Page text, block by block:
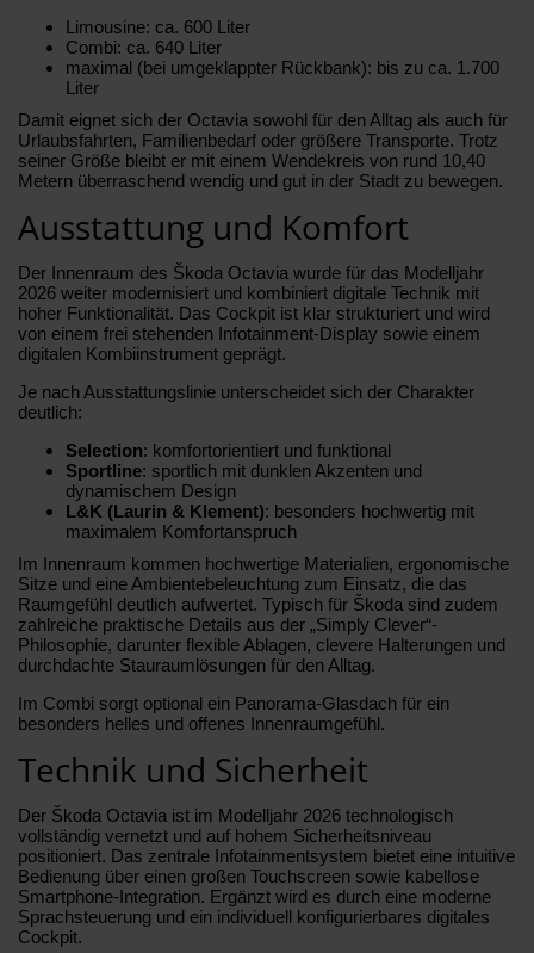
Limousine: ca. 600 Liter
Combi: ca. 640 Liter
maximal (bei umgeklappter Rückbank): bis zu ca. 1.700
Liter
Damit eignet sich der Octavia sowohl für den Alltag als auch für
Urlaubsfahrten, Familienbedarf oder größere Transporte. Trotz
seiner Größe bleibt er mit einem Wendekreis von rund 10,40
Metern überraschend wendig und gut in der Stadt zu bewegen.
Ausstattung und Komfort
Der Innenraum des Škoda Octavia wurde für das Modelljahr
2026 weiter modernisiert und kombiniert digitale Technik mit
hoher Funktionalität. Das Cockpit ist klar strukturiert und wird
von einem frei stehenden Infotainment-Display sowie einem
digitalen Kombiinstrument geprägt.
Je nach Ausstattungslinie unterscheidet sich der Charakter
deutlich:
Selection: komfortorientiert und funktional
Sportline: sportlich mit dunklen Akzenten und
dynamischem Design
L&K (Laurin & Klement): besonders hochwertig mit
maximalem Komfortanspruch
Im Innenraum kommen hochwertige Materialien, ergonomische
Sitze und eine Ambientebeleuchtung zum Einsatz, die das
Raumgefühl deutlich aufwertet. Typisch für Škoda sind zudem
zahlreiche praktische Details aus der „Simply Clever“-
Philosophie, darunter flexible Ablagen, clevere Halterungen und
durchdachte Stauraumlösungen für den Alltag.
Im Combi sorgt optional ein Panorama-Glasdach für ein
besonders helles und offenes Innenraumgefühl.
Technik und Sicherheit
Der Škoda Octavia ist im Modelljahr 2026 technologisch
vollständig vernetzt und auf hohem Sicherheitsniveau
positioniert. Das zentrale Infotainmentsystem bietet eine intuitive
Bedienung über einen großen Touchscreen sowie kabellose
Smartphone-Integration. Ergänzt wird es durch eine moderne
Sprachsteuerung und ein individuell konfigurierbares digitales
Cockpit.